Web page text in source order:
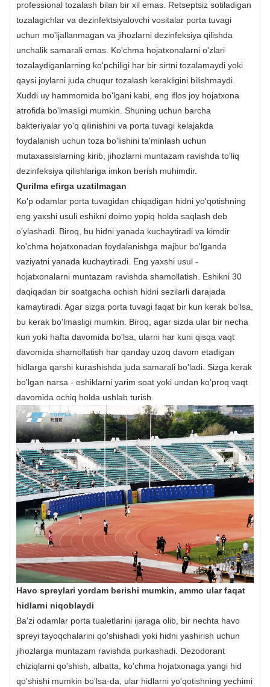
professional tozalash bilan bir xil emas. Retseptsiz sotiladigan
tozalagichlar va dezinfektsiyalovchi vositalar porta tuvagi
uchun mo'ljallanmagan va jihozlarni dezinfeksiya qilishda
unchalik samarali emas. Ko'chma hojatxonalarni o'zlari
tozalaydiganlarning ko'pchiligi har bir sirtni tozalamaydi yoki
qaysi joylarni juda chuqur tozalash kerakligini bilishmaydi.
Xuddi uy hammomida bo'lgani kabi, eng iflos joy hojatxona
atrofida bo'lmasligi mumkin. Shuning uchun barcha
bakteriyalar yo'q qilinishini va porta tuvagi kelajakda
foydalanish uchun toza bo'lishini ta'minlash uchun
mutaxassislarning kirib, jihozlarni muntazam ravishda to'liq
dezinfeksiya qilishlariga imkon berish muhimdir.
Qurilma efirga uzatilmagan
Ko'p odamlar porta tuvagidan chiqadigan hidni yo'qotishning
eng yaxshi usuli eshikni doimo yopiq holda saqlash deb
o'ylashadi. Biroq, bu hidni yanada kuchaytiradi va kimdir
ko'chma hojatxonadan foydalanishga majbur bo'lganda
vaziyatni yanada kuchaytiradi. Eng yaxshi usul -
hojatxonalarni muntazam ravishda shamollatish. Eshikni 30
daqiqadan bir soatgacha ochish hidni sezilarli darajada
kamaytiradi. Agar sizga porta tuvagi faqat bir kun kerak bo'lsa,
bu kerak bo'lmasligi mumkin. Biroq, agar sizda ular bir necha
kun yoki hafta davomida bo'lsa, ularni har kuni qisqa vaqt
davomida shamollatish har qanday uzoq davom etadigan
hidlarga qarshi kurashishda juda samarali bo'ladi. Sizga kerak
bo'lgan narsa - eshiklarni yarim soat yoki undan ko'proq vaqt
davomida ochiq holda ushlab turish.
Havo spreylari yordam berishi mumkin, ammo ular faqat
hidlarni niqoblaydi
Ba'zi odamlar porta tualetlarini ijaraga olib, bir nechta havo
spreyi tayoqchalarini qo'shishadi yoki hidni yashirish uchun
jihozlarga muntazam ravishda purkashadi. Dezodorant
chiziqlarni qo'shish, albatta, ko'chma hojatxonaga yangi hid
qo'shishi mumkin bo'lsa-da, ular hidlarni yo'qotishning yechimi